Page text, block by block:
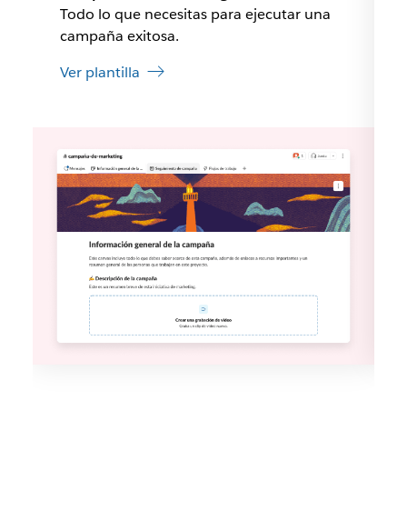
Todo lo que necesitas para ejecutar una
campaña exitosa.
Ver plantilla